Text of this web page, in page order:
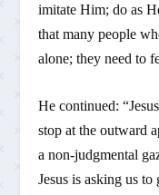
imitate Him; do as
that many people
alone; they need to
He continued:
stop at the outward
a non-judgmental
Jesus is asking us